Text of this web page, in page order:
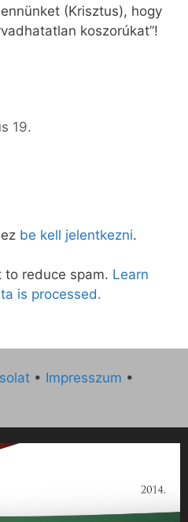
(Krisztus), hogy
koszorúkat”!
19.
be kell jelentkezni.
to reduce spam. Learn
is processed.
• Impresszum •